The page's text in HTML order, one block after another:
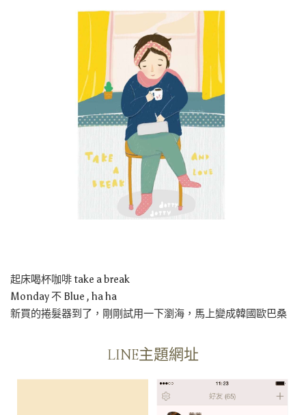
起床喝杯咖啡 take a break
Monday 不 Blue , ha ha
新買的捲髮器到了，剛剛試用一下瀏海，馬上變成韓國歐巴桑
LINE主題網址